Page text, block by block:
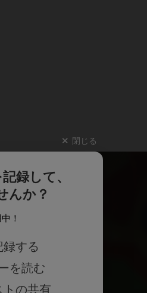
閉じる
録して、
んか？
！
する
を読む
トの共有
入荷情報